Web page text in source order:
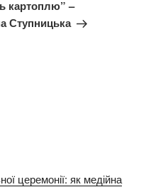
картоплю” –
Ступницька
церемонії: як медійна